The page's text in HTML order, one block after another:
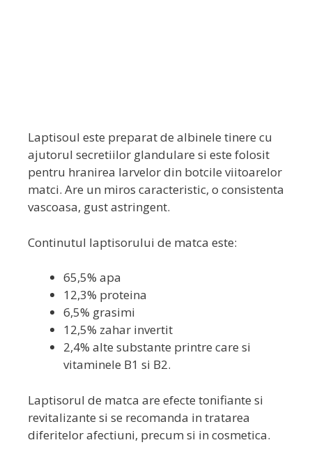
Laptisoul este preparat de albinele tinere cu
ajutorul secretiilor glandulare si este folosit
pentru hranirea larvelor din botcile viitoarelor
matci. Are un miros caracteristic, o consistenta
vascoasa, gust astringent.
Continutul laptisorului de matca este:
65,5% apa
12,3% proteina
6,5% grasimi
12,5% zahar invertit
2,4% alte substante printre care si
vitaminele B1 si B2.
Laptisorul de matca are efecte tonifiante si
revitalizante si se recomanda in tratarea
diferitelor afectiuni, precum si in cosmetica.